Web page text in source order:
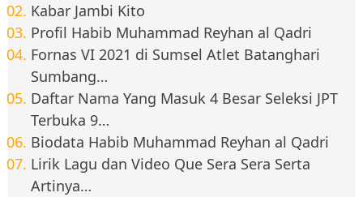
Kabar Jambi Kito
Profil Habib Muhammad Reyhan al Qadri
Fornas VI 2021 di Sumsel Atlet Batanghari
Sumbang…
Daftar Nama Yang Masuk 4 Besar Seleksi JPT
Terbuka 9…
Biodata Habib Muhammad Reyhan al Qadri
Lirik Lagu dan Video Que Sera Sera Serta
Artinya…